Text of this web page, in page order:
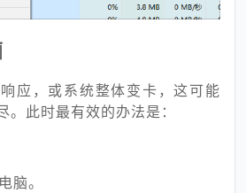
应，或系统整体变卡，这可能
。此时最有效的办法是：
脑。